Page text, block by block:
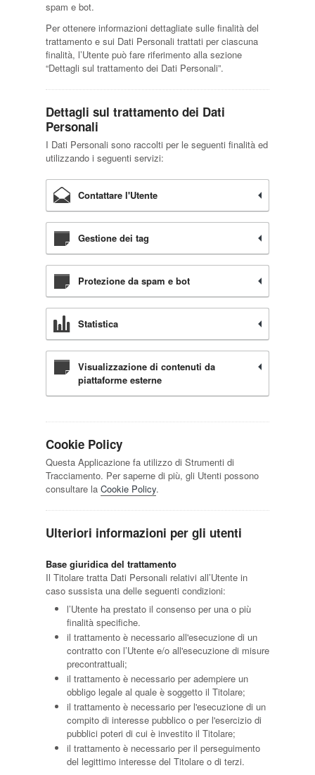
spam e bot.
Per ottenere informazioni dettagliate sulle finalità del
trattamento e sui Dati Personali trattati per ciascuna
finalità, l’Utente può fare riferimento alla sezione
“Dettagli sul trattamento dei Dati Personali”.
Dettagli sul trattamento dei Dati
Personali
I Dati Personali sono raccolti per le seguenti finalità ed
utilizzando i seguenti servizi:
Contattare l'Utente
Gestione dei tag
Protezione da spam e bot
Statistica
Visualizzazione di contenuti da
piattaforme esterne
Cookie Policy
Questa Applicazione fa utilizzo di Strumenti di
Tracciamento. Per saperne di più, gli Utenti possono
consultare la Cookie Policy.
Ulteriori informazioni per gli utenti
Base giuridica del trattamento
Il Titolare tratta Dati Personali relativi all’Utente in
caso sussista una delle seguenti condizioni:
l’Utente ha prestato il consenso per una o più
finalità specifiche.
il trattamento è necessario all'esecuzione di un
contratto con l’Utente e/o all'esecuzione di misure
precontrattuali;
il trattamento è necessario per adempiere un
obbligo legale al quale è soggetto il Titolare;
il trattamento è necessario per l'esecuzione di un
compito di interesse pubblico o per l'esercizio di
pubblici poteri di cui è investito il Titolare;
il trattamento è necessario per il perseguimento
del legittimo interesse del Titolare o di terzi.